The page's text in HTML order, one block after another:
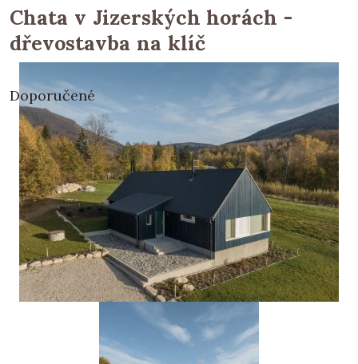
Chata v Jizerských horách -
dřevostavba na klíč
Doporučené